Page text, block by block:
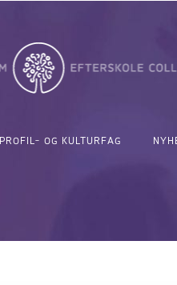
PROFIL- OG KULTURFAG